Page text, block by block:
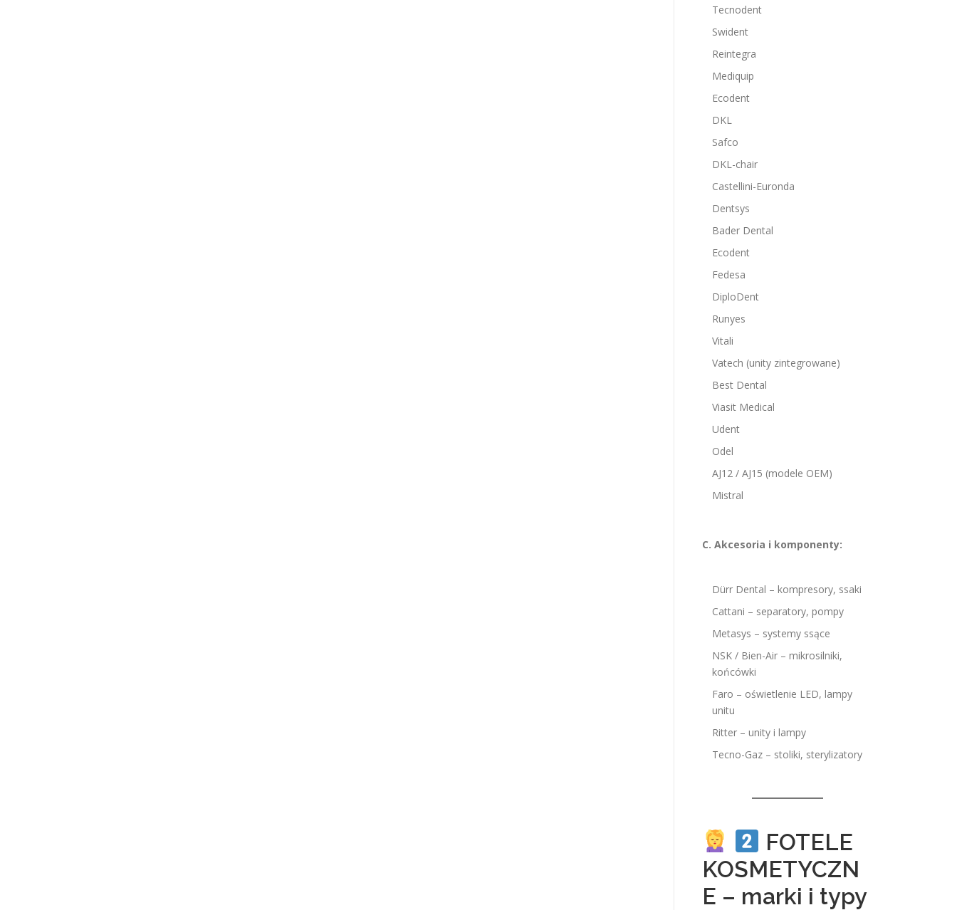
Tecnodent
Swident
Reintegra
Mediquip
Ecodent
DKL
Safco
DKL-chair
Castellini-Euronda
Dentsys
Bader Dental
Ecodent
Fedesa
DiploDent
Runyes
Vitali
Vatech (unity zintegrowane)
Best Dental
Viasit Medical
Udent
Odel
AJ12 / AJ15 (modele OEM)
Mistral
C. Akcesoria i komponenty:
Dürr Dental – kompresory, ssaki
Cattani – separatory, pompy
Metasys – systemy ssące
NSK / Bien-Air – mikrosilniki,
końcówki
Faro – oświetlenie LED, lampy
unitu
Ritter – unity i lampy
Tecno-Gaz – stoliki, sterylizatory
FOTELE
KOSMETYCZN
E – marki i typy